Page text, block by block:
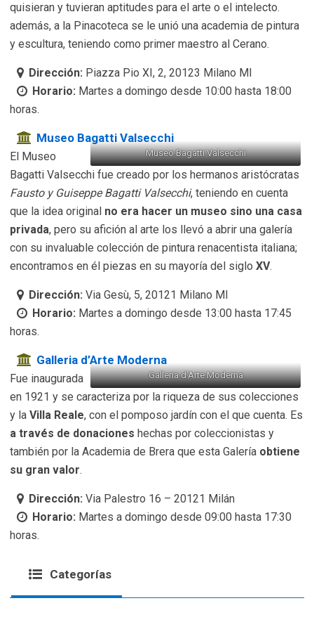
quisieran y tuvieran aptitudes para el arte o el intelecto.
además, a la Pinacoteca se le unió una academia de pintura
y escultura, teniendo como primer maestro al Cerano.
Dirección: Piazza Pio XI, 2, 20123 Milano MI
Horario: Martes a domingo desde 10:00 hasta 18:00
horas.
Museo Bagatti Valsecchi
Museo Bagatti Valsecchi
El Museo
Bagatti Valsecchi fue creado por los hermanos aristócratas
Fausto y Guiseppe Bagatti Valsecchi, teniendo en cuenta
que la idea original no era hacer un museo sino una casa
privada, pero su afición al arte los llevó a abrir una galería
con su invaluable colección de pintura renacentista italiana;
encontramos en él piezas en su mayoría del siglo XV.
Dirección: Via Gesù, 5, 20121 Milano MI
Horario: Martes a domingo desde 13:00 hasta 17:45
horas.
Galleria d’Arte Moderna
Galleria d’Arte Moderna
Fue inaugurada
en 1921 y se caracteriza por la riqueza de sus colecciones
y la Villa Reale, con el pomposo jardín con el que cuenta. Es
a través de donaciones hechas por coleccionistas y
también por la Academia de Brera que esta Galería obtiene
su gran valor.
Dirección: Via Palestro 16 – 20121 Milán
Horario: Martes a domingo desde 09:00 hasta 17:30
horas.
Categorías